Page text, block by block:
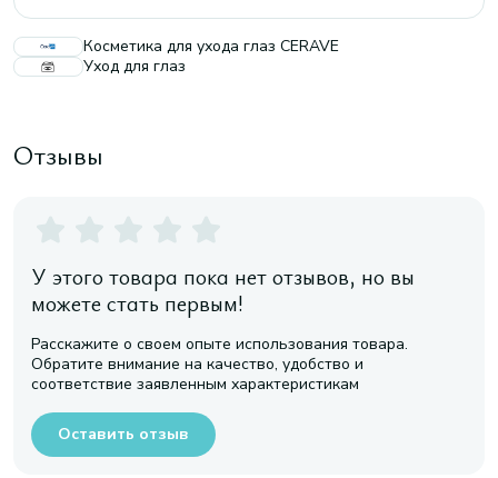
Косметика для ухода глаз CERAVE
Уход для глаз
Отзывы
У этого товара пока нет отзывов, но вы
можете стать первым!
Расскажите о своем опыте использования товара.
Обратите внимание на качество, удобство и
соответствие заявленным характеристикам
Оставить отзыв